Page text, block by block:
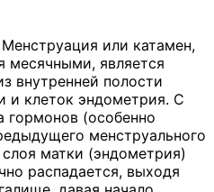
или катамен,
месячными, является
внутренней полости
и клеток эндометрия. С
гормонов (особенно
менструального
матки (эндометрия)
распадается, выходя